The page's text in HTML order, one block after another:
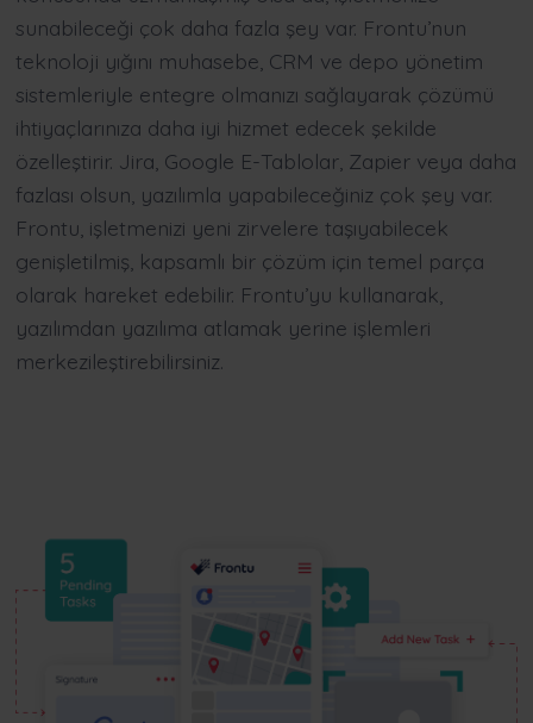
sunabileceği çok daha fazla şey var. Frontu’nun
teknoloji yığını muhasebe, CRM ve depo yönetim
sistemleriyle entegre olmanızı sağlayarak çözümü
ihtiyaçlarınıza daha iyi hizmet edecek şekilde
özelleştirir. Jira, Google E-Tablolar, Zapier veya daha
fazlası olsun, yazılımla yapabileceğiniz çok şey var.
Frontu, işletmenizi yeni zirvelere taşıyabilecek
genişletilmiş, kapsamlı bir çözüm için temel parça
olarak hareket edebilir. Frontu’yu kullanarak,
yazılımdan yazılıma atlamak yerine işlemleri
merkezileştirebilirsiniz.